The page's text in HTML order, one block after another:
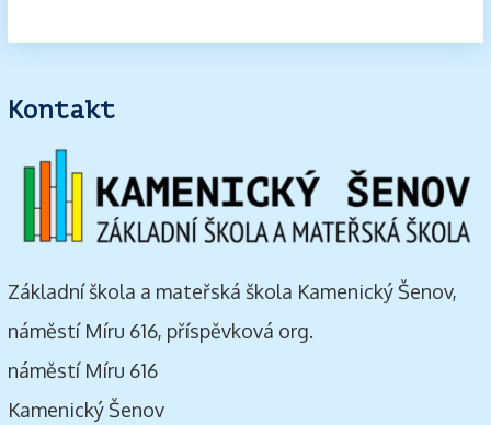
Kontakt
Základní škola a mateřská škola Kamenický Šenov,
náměstí Míru 616, příspěvková org.
náměstí Míru 616
Kamenický Šenov